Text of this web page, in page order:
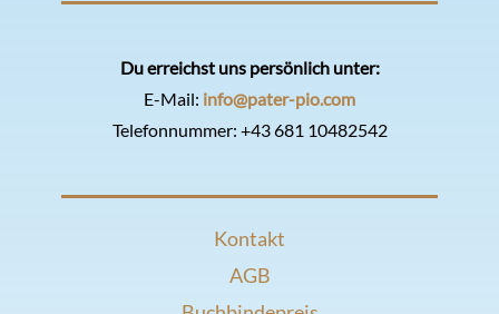
Du erreichst uns persönlich unter:
E-Mail: info@pater-pio.com
Telefonnummer: +43 681 10482542
Kontakt
AGB